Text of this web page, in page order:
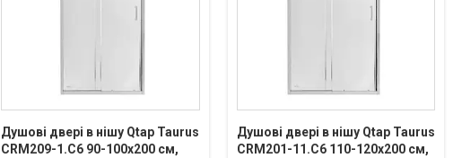
Душові двері в нішу Qtap Taurus
CRM209-1.C6 90-100x200 см,
Душові двері в нішу Qtap Taurus
CRM201-11.C6 110-120x200 см,